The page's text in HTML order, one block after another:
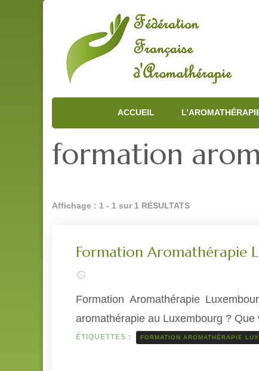
ACCUEIL
formation
Affichage : 1 - 1 sur 1 RÉSULTATS
Formation Aromathérapie
Formation Aromathérapie
aromathérapie au Luxembourg ?
ÉTIQUETTES : FORMATION AROMATHÉRAPIE